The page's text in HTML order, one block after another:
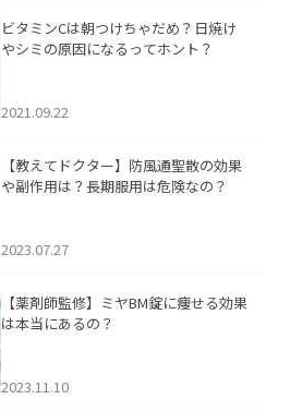
ビタミンCは朝つけちゃだめ？日焼け
やシミの原因になるってホント？
2021.09.22
【教えてドクター】防風通聖散の効果
や副作用は？長期服用は危険なの？
2023.07.27
【薬剤師監修】ミヤBM錠に痩せる効果
は本当にあるの？
2023.11.10